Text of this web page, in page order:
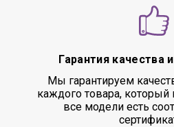
Гарантия качества
Мы гарантируем
каждого товара, который
все модели есть